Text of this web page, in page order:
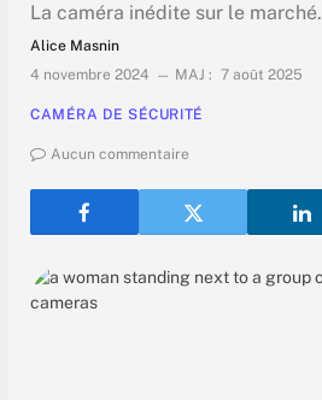
La caméra inédite sur le marché.
Alice Masnin
4 novembre 2024
MAJ : 7 août 2025
CAMÉRA DE SÉCURITÉ
Aucun commentaire